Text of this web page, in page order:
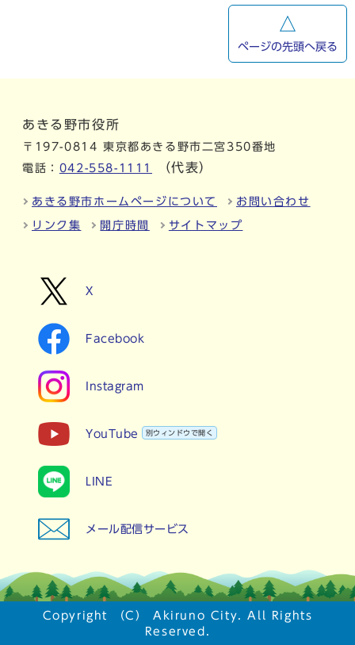
ページの先頭へ戻る
あきる野市役所
〒197-0814 東京都あきる野市二宮350番地
電話： 042-558-1111 （代表）
あきる野市ホームページについて お問い合わせ
リンク集 開庁時間 サイトマップ
X
Facebook
Instagram
YouTube 別ウィンドウで開く
LINE
メール配信サービス
Copyright （C） Akiruno City. All Rights
Reserved.